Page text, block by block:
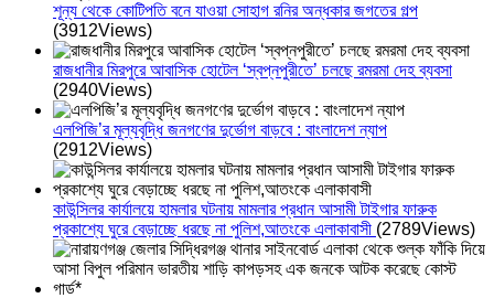
শূন্য থেকে কোটিপতি বনে যাওয়া সোহাগ রনির অন্ধকার জগতের গল্প
(3912Views)
রাজধানীর মিরপুরে আবাসিক হোটেল ‘স্বপ্নপুরীতে’ চলছে রমরমা দেহ ব্যবসা
(2940Views)
এলপিজি’র মূল্যবৃদ্ধি জনগণের দুর্ভোগ বাড়বে : বাংলাদেশ ন্যাপ
(2912Views)
কাউন্সিলর কার্যালয়ে হামলার ঘটনায় মামলার প্রধান আসামী টাইগার ফারুক
প্রকাশ্যে ঘুরে বেড়াচ্ছে ধরছে না পুলিশ,আতংকে এলাকাবাসী (2789Views)